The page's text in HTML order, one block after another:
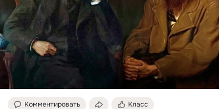
Комментировать Класс